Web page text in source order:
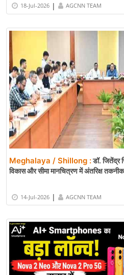
18-Jul-2026 | AGCNN TEAM
Meghalaya / Shillong :डॉ. जितेंद्र
विकास और सीमा मानचित्रण में अंतरिक्ष
14-Jul-2026 | AGCNN TEAM